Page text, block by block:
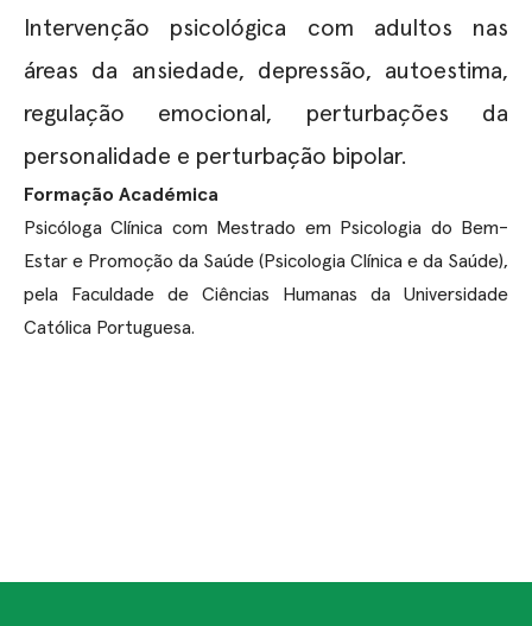
Intervenção psicológica com adultos nas
áreas da ansiedade, depressão, autoestima,
regulação emocional, perturbações da
personalidade e perturbação bipolar.
Formação Académica
Psicóloga Clínica com Mestrado em Psicologia do Bem-
Estar e Promoção da Saúde (Psicologia Clínica e da Saúde),
pela Faculdade de Ciências Humanas da Universidade
Católica Portuguesa.